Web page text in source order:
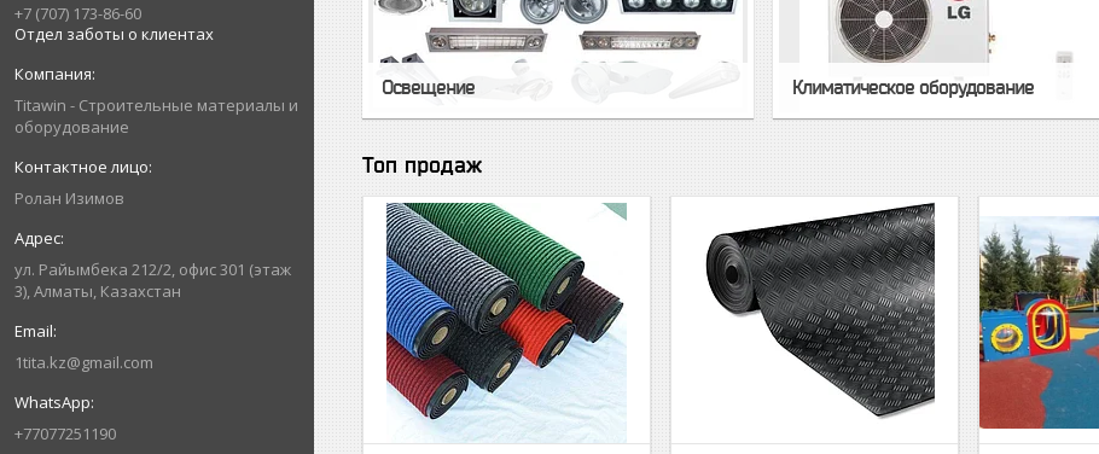
+7 (707) 173-86-60
Отдел заботы о клиентах
Titawin - Строительные материалы и
оборудование
Ролан Изимов
ул. Райымбека 212/2, офис 301 (этаж
3), Алматы, Казахстан
1tita.kz@gmail.com
+77077251190
Освещение Климатическое оборудование
Топ продаж